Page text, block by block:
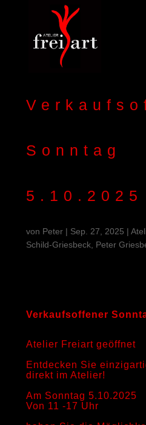
Sonntag
5.10.2025
von Peter| Sep. 27, 2025 |
Schild-Griesbeck, Peter
Verkaufsoffener
Atelier Freiart geöffnet
Entdecken Sie
direkt im Atelier!
Am Sonntag 5.10.2025
Von 11 -17 Uhr